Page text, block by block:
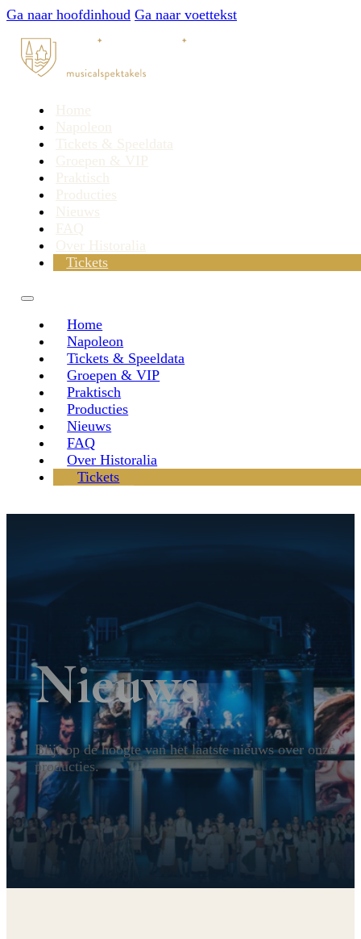
Ga naar hoofdinhoud Ga naar voettekst
Home
Napoleon
Tickets & Speeldata
Groepen & VIP
Praktisch
Producties
Nieuws
FAQ
Over Historalia
Tickets
Home
Napoleon
Tickets & Speeldata
Groepen & VIP
Praktisch
Producties
Nieuws
FAQ
Over Historalia
Tickets
Nieuws
Blijf op de hoogte van het laatste nieuws over onze
producties.